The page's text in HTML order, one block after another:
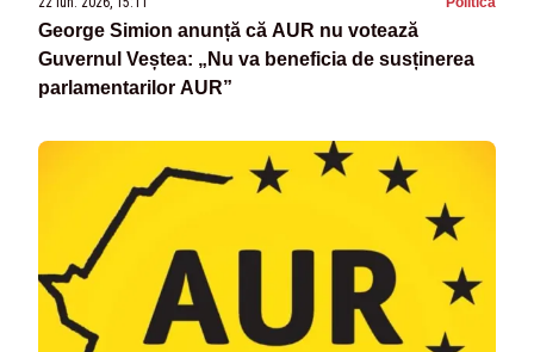
George Simion anunță că AUR nu votează
Guvernul Veștea: „Nu va beneficia de susținerea
parlamentarilor AUR”